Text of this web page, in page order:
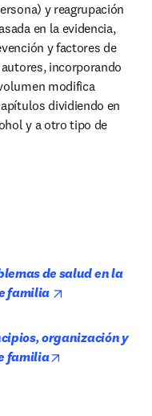
y reagrupación
en la evidencia,
y factores de
incorporando
modifica
dividiendo en
y a otro tipo de
de salud en la
familia
organización y
familia